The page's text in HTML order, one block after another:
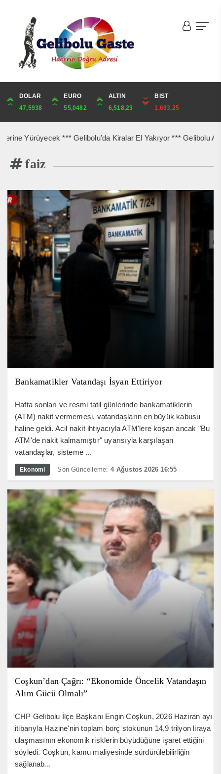
DOLAR
47,5938
EURO
55,0482
ALTIN
6,518,23
BIST
1.693,25
ONS
4,259,33
ALTIN
6,518,23
ÇEYREK
10,657,31
CUMHURİYET
43,729,00
*** Gelibolu’da Kiralar El Yakıyor *** Gelibolu Açıklarında
faiz
Bankamatikler Vatandaşı İsyan Ettiriyor
Hafta sonları ve resmi tatil günlerinde bankamatiklerin
(ATM) nakit vermemesi, vatandaşların en büyük kabusu
haline geldi. Acil nakit ihtiyacıyla ATM'lere koşan ancak "Bu
ATM'de nakit kalmamıştır" uyarısıyla karşılaşan
vatandaşlar, sisteme ...
Ekonomi Son Güncelleme: 4 Ağustos 2026 16:55
Coşkun’dan Çağrı: “Ekonomide Öncelik Vatandaşın
Alım Gücü Olmalı”
CHP Gelibolu İlçe Başkanı Engin Coşkun, 2026 Haziran ayı
itibarıyla Hazine'nin toplam borç stokunun 14,9 trilyon liraya
ulaşmasının ekonomik risklerin büyüdüğüne işaret ettiğini
söyledi. Coşkun, kamu maliyesinde sürdürülebilirliğin
sağlanab...